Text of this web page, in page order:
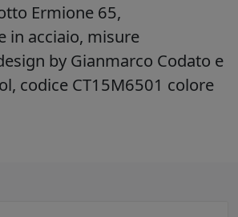
Ermione 65,
in acciaio, misure
by Gianmarco Codato e
codice CT15M6501 colore